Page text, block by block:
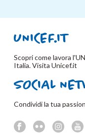
Scopri come lavora
Italia. VisitaUnicef.it
Condividi la tua